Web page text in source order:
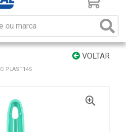
VOLTAR
PLAST145